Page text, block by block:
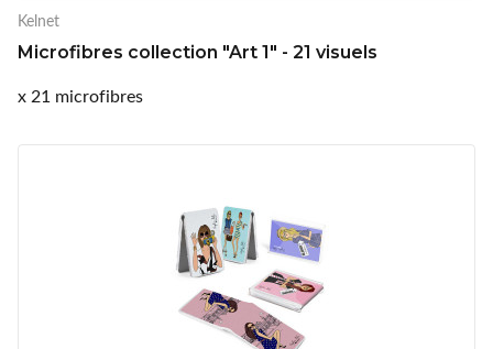
Kelnet
Microfibres collection "Art 1" - 21 visuels
x 21 microfibres